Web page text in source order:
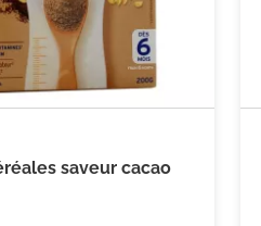
saveur cacao